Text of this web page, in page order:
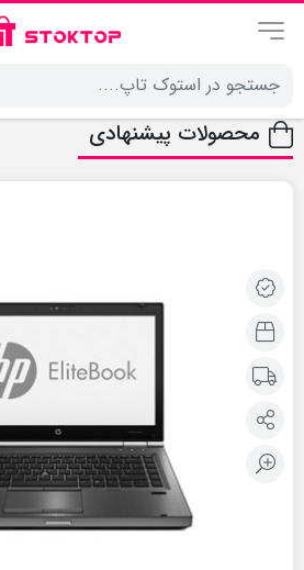
محصولات پیشنهادی